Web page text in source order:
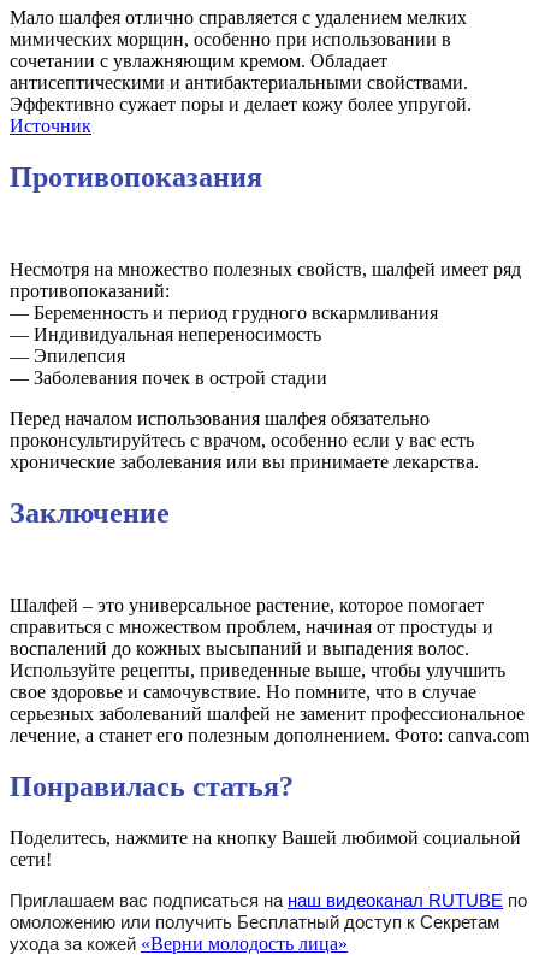
Мало шалфея отлично справляется с удалением мелких
мимических морщин, особенно при использовании в
сочетании с увлажняющим кремом. Обладает
антисептическими и антибактериальными свойствами.
Эффективно сужает поры и делает кожу более упругой.
Источник
Противопоказания
Несмотря на множество полезных свойств, шалфей имеет ряд
противопоказаний:
— Беременность и период грудного вскармливания
— Индивидуальная непереносимость
— Эпилепсия
— Заболевания почек в острой стадии
Перед началом использования шалфея обязательно
проконсультируйтесь с врачом, особенно если у вас есть
хронические заболевания или вы принимаете лекарства.
Заключение
Шалфей – это универсальное растение, которое помогает
справиться с множеством проблем, начиная от простуды и
воспалений до кожных высыпаний и выпадения волос.
Используйте рецепты, приведенные выше, чтобы улучшить
свое здоровье и самочувствие. Но помните, что в случае
серьезных заболеваний шалфей не заменит профессиональное
лечение, а станет его полезным дополнением. Фото: canva.com
Понравилась статья?
Поделитесь, нажмите на кнопку Вашей любимой социальной
сети!
Приглашаем вас подписаться на наш видеоканал RUTUBE по
омоложению или получить Бесплатный доступ к Секретам
ухода за кожей «Верни молодость лица»